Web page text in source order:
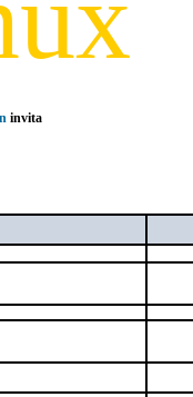
invita